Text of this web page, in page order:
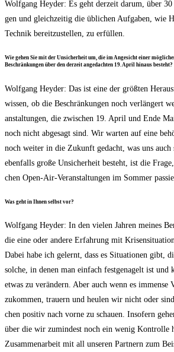
Wolf­gang Heyder: Es geht der­zeit dar­um, über
gen und gleich­zei­tig die übli­chen Auf­ga­ben, wie
Tech­nik bereit­zu­stel­len, zu erfüllen.
Wie gehen Sie mit der Unsi­cher­heit um, die im Ange­sicht einer
Beschrän­kun­gen über den der­zeit ange­dach­ten 19. April hin­aus besteht?
Wolf­gang Heyder: Das ist eine der größ­ten
wis­sen, ob die Beschrän­kun­gen noch ver­län­gert
an­stal­tun­gen, die zwi­schen 19. April und Ende
noch nicht abge­sagt sind. Wir war­ten auf eine
noch wei­ter in die Zukunft gedacht, was uns
eben­falls gro­ße Unsi­cher­heit besteht, ist die
chen Open-Air-Ver­an­stal­tun­gen im Som­mer
Was geht in Ihnen selbst vor?
Wolf­gang Heyder: In den vie­len Jah­ren mei­nes
die eine oder ande­re Erfah­rung mit
Dabei habe ich gelernt, dass es Situa­tio­nen gibt,
sol­che, in denen man ein­fach fest­ge­na­gelt ist und
etwas zu ver­än­dern. Aber auch wenn es immense
zukom­men, trau­ern und heu­len wir nicht oder
chen posi­tiv nach vor­ne zu schau­en. Inso­fern
über die wir zumin­dest noch ein wenig Kon­trol­le
Zusam­men­ar­beit mit all unse­ren Part­nern zum